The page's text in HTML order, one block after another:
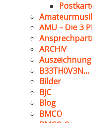
AMU – Die 3
ARCHIV
Bilder
BJC
Blog
BMCO